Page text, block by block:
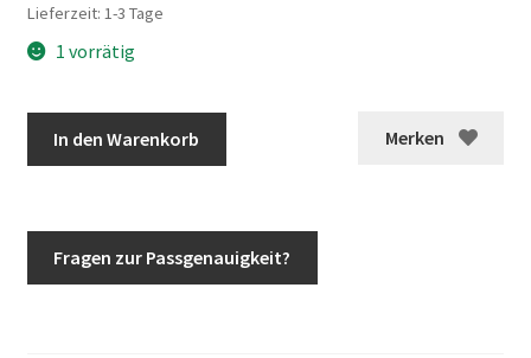
Lieferzeit: 1-3 Tage
1 vorrätig
Merken
In den Warenkorb
Fragen zur Passgenauigkeit?